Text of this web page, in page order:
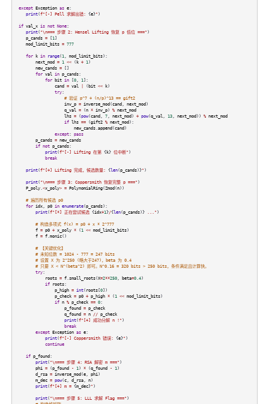
except Exception as e:
print(f"[-] Pell 求解出错: {e}" )
if val_x is not None:
print( "\n=== 步骤 2: Hensel Lifting 恢复 p 低位 ===" )
p_cands =[1]
mod_limit_bits = 777
for k in range(1, mod_limit_bits):
next_mod = 1 <<( k + 1)
new_cands =[]
for val in p_cands:
for bit in[0, 1]:
cand = val ( bit << k)
try:
# 验证 p^7 + (n/p)^13 == gift2
inv_p = inverse_mod (cand , next_mod )
q_val =(n * inv_p) % next_mod
lhs =(pow(cand , 7, next_mod ) + pow(q_val, 13, next_mod )) % next_mod
if lhs ==(gift2 % next_mod ):
new_cands.append (cand )
except: pass
p_cands = new_cands
if not p_cands:
print(f"[-] Lifting 在第 {k}位中断" )
break
print(f"[+] Lifting 完成，候选数量: {len(p_cands)}" )
print( "\n=== 步骤 3: Coppersmith 恢复完整 p ===" )
P_poly.<x_poly> = PolynomialRing(Zmod (n))
# 遍历所有候选 p0
for idx, p0 in enumerate(p_cands):
print(f"[*] 正在尝试候选 {idx+1}/{len(p_cands)}..." )
# 构造多项式 f(x) = p0 + x * 2^777
f = p0 + x_poly *(1 << mod_limit_bits)
f = f.monic()
# 【关键优化】
# 未知位数 = 1024 - 777 = 247 bits
# 设置 X 为 2^250 (略大于247)，beta 为 0.4
# 只要 X < N^(beta^2) 即可。N^0.16 ≈ 320 bits > 250 bits，条件满足且计算快。
try:
roots = f.small_roots(X=2**250, beta=0.4)
if roots:
p_high = int( roots[0])
p_check = p0 + p_high *(1 << mod_limit_bits)
if n % p_check == 0:
p_found = p_check
q_found = n // p_check
print(f"[+] 成功分解 n !" )
break
except Exception as e:
print(f"[-] Coppersmith 错误: {e}" )
continue
if p_found :
print( "\n=== 步骤 4: RSA 解密 m ===" )
phi =(p_found - 1) *(q_found - 1)
d_rsa = inverse_mod (e, phi)
m_dec = pow(c, d_rsa, n)
print(f"[+] m = {m_dec}" )
print( "\n=== 步骤 5: LLL 求解 Flag ===" )